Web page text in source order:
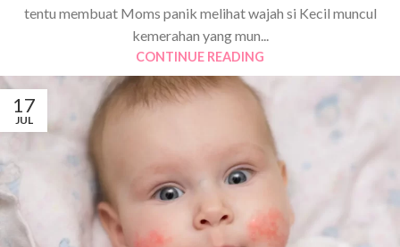
tentu membuat Moms panik melihat wajah si Kecil muncul
kemerahan yang mun...
CONTINUE READING
17
JUL